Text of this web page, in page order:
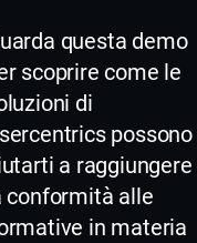
questa demo
scoprire come le
di
possono
a raggiungere
conformità alle
in materia